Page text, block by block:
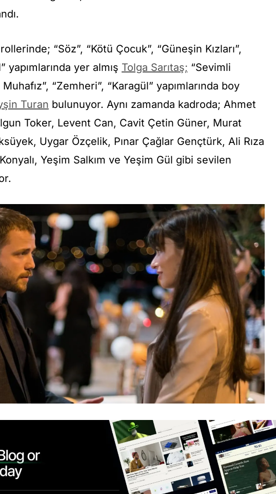
“Söz”, “Kötü Çocuk”, “Güneşin Kızları”,
yapımlarında yer almış Tolga Sarıtaş; “Sevimli
“Zemheri”, “Karagül” yapımlarında boy
Turan bulunuyor. Aynı zamanda kadroda; Ahmet
Toker, Levent Can, Cavit Çetin Güner, Murat
Uygar Özçelik, Pınar Çağlar Gençtürk, Ali Rıza
Yeşim Salkım ve Yeşim Gül gibi sevilen